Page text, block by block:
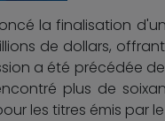
la finalisation
de dollars,
a été précédée
plus de
les titres émis par le